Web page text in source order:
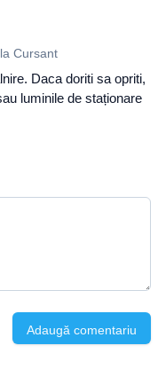
Cursant
Daca doriti sa opriti,
luminile de staționare
Adaugă comentariu